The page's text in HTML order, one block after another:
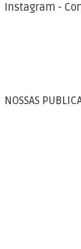
Instagram -
NOSSAS